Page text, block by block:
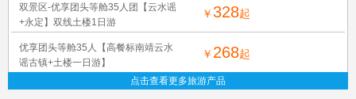
双景区-优享团头等舱35人团【云水谣
+永定】双线土楼1日游
￥328起
优享团头等舱35人【高餐标南靖云水
谣古镇+土楼一日游】
￥ 268起
点击查看更多旅游产品